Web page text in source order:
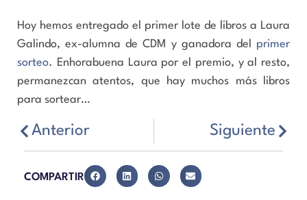
Hoy hemos entregado el primer lote de libros a Laura
Galindo, ex-alumna de CDM y ganadora del primer
sorteo. Enhorabuena Laura por el premio, y al resto,
permanezcan atentos, que hay muchos más libros
para sortear…
Anterior Siguiente
COMPARTIR